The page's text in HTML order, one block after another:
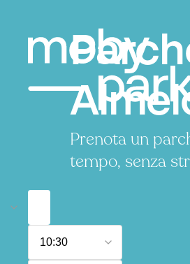
Prenota un
tempo, senza
agosto
2026
10:30